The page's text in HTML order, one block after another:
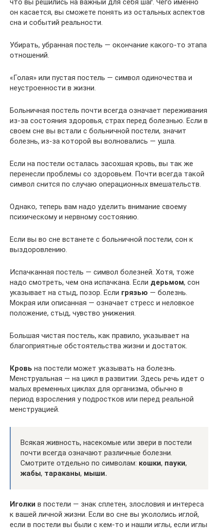
что вы решились на важный для себя шаг. Чего именно
он касается, вы сможете понять из остальных аспектов
сна и событий реальности.
Убирать, убранная постель — окончание какого-то этапа
отношений.
«Голая» или пустая постель — символ одиночества и
неустроенности в жизни.
Больничная постель почти всегда означает переживания
из-за состояния здоровья, страх перед болезнью. Если в
своем сне вы встали с больничной постели, значит
болезнь, из-за которой вы волновались — ушла.
Если на постели осталась засохшая кровь, вы так же
перенесли проблемы со здоровьем. Почти всегда такой
символ снится по случаю операционных вмешательств.
Однако, теперь вам надо уделить внимание своему
психическому и нервному состоянию.
Если вы во сне встанете с больничной постели, сон к
выздоровлению.
Испачканная постель — символ болезней. Хотя, тоже
надо смотреть, чем она испачкана. Если дерьмом, сон
указывает на стыд, позор. Если грязью — болезнь.
Мокрая или описанная — означает стресс и неловкое
положение, стыд, чувство унижения.
Большая чистая постель, как правило, указывает на
благоприятные обстоятельства жизни и достаток.
Кровь на постели может указывать на болезнь.
Менструальная — на цикл в развитии. Здесь речь идет о
малых временных циклах для организма, обычно в
период взросления у подростков или перед реальной
менструацией.
Всякая живность, насекомые или звери в постели
почти всегда означают различные болезни.
Смотрите отдельно по символам: кошки, пауки,
жабы, тараканы, мыши.
Иголки в постели — знак сплетен, злословия и интереса
к вашей личной жизни. Если во сне вы укололись иглой,
если в постели вы были с кем-то и нашли иглы, если иглы